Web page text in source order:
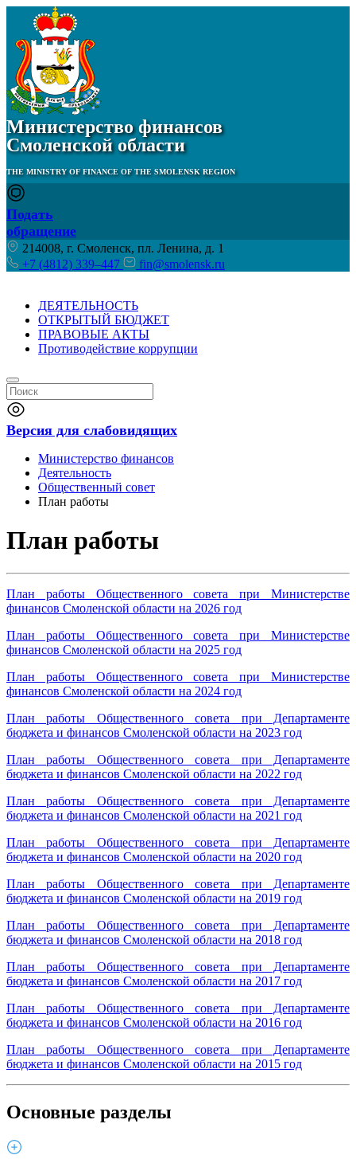
Министерство финансов
Смоленской области
THE MINISTRY OF FINANCE OF THE SMOLENSK REGION
Подать
обращение
214008, г. Смоленск, пл. Ленина, д. 1
+7 (4812) 339–447
fin@smolensk.ru
ДЕЯТЕЛЬНОСТЬ
ОТКРЫТЫЙ БЮДЖЕТ
ПРАВОВЫЕ АКТЫ
Противодействие коррупции
Версия для слабовидящих
Министерство финансов
Деятельность
Общественный совет
План работы
План работы
План работы Общественного совета при Министерстве
финансов Смоленской области на 2026 год
План работы Общественного совета при Министерстве
финансов Смоленской области на 2025 год
План работы Общественного совета при Министерстве
финансов Смоленской области на 2024 год
План работы Общественного совета при Департаменте
бюджета и финансов Смоленской области на 2023 год
План работы Общественного совета при Департаменте
бюджета и финансов Смоленской области на 2022 год
План работы Общественного совета при Департаменте
бюджета и финансов Смоленской области на 2021 год
План работы Общественного совета при Департаменте
бюджета и финансов Смоленской области на 2020 год
План работы Общественного совета при Департаменте
бюджета и финансов Смоленской области на 2019 год
План работы Общественного совета при Департаменте
бюджета и финансов Смоленской области на 2018 год
План работы Общественного совета при Департаменте
бюджета и финансов Смоленской области на 2017 год
План работы Общественного совета при Департаменте
бюджета и финансов Смоленской области на 2016 год
План работы Общественного совета при Департаменте
бюджета и финансов Смоленской области на 2015 год
Основные разделы